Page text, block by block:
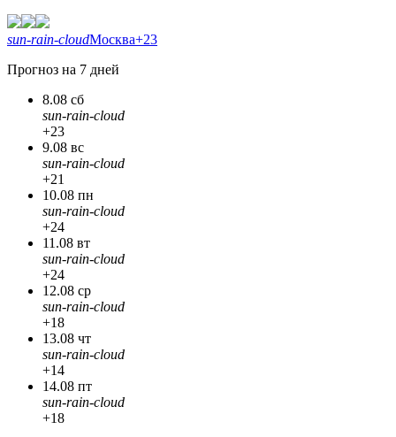
sun-rain-cloudМосква+23
Прогноз на 7 дней
8.08 сб
sun-rain-cloud
+23
9.08 вс
sun-rain-cloud
+21
10.08 пн
sun-rain-cloud
+24
11.08 вт
sun-rain-cloud
+24
12.08 ср
sun-rain-cloud
+18
13.08 чт
sun-rain-cloud
+14
14.08 пт
sun-rain-cloud
+18